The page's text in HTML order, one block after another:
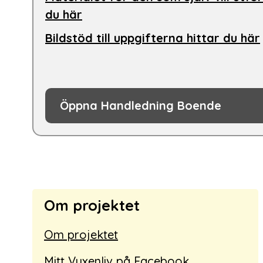
du här
Bildstöd till uppgifterna hittar du här
Öppna Handledning Boende
Om projektet
Om projektet